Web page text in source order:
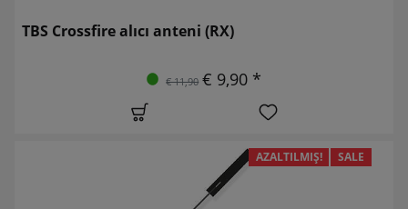
TBS Crossfire alıcı anteni (RX)
€ 11,90 € 9,90 *
AZALTILMIŞ! SALE